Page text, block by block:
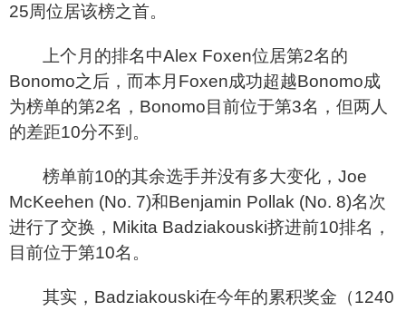
25周位居该榜之首。
上个月的排名中Alex Foxen位居第2名的
Bonomo之后，而本月Foxen成功超越Bonomo成
为榜单的第2名，Bonomo目前位于第3名，但两人
的差距10分不到。
榜单前10的其余选手并没有多大变化，Joe
McKeehen (No. 7)和Benjamin Pollak (No. 8)名次
进行了交换，Mikita Badziakouski挤进前10排名，
目前位于第10名。
其实，Badziakouski在今年的累积奖金（1240